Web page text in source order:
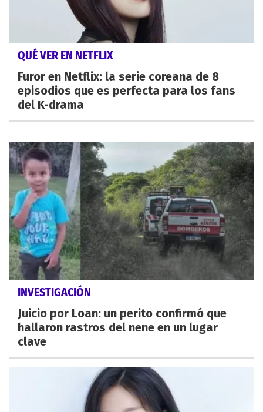
QUÉ VER EN NETFLIX
Furor en Netflix: la serie coreana de 8
episodios que es perfecta para los fans
del K-drama
INVESTIGACIÓN
Juicio por Loan: un perito confirmó que
hallaron rastros del nene en un lugar
clave